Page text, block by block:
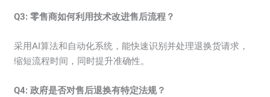
Q3: 零售商如何利用技术改进售后流程？
采用AI算法和自动化系统，能快速识别并处理退换货请求，
缩短流程时间，同时提升准确性。
Q4: 政府是否对售后退换有特定法规？